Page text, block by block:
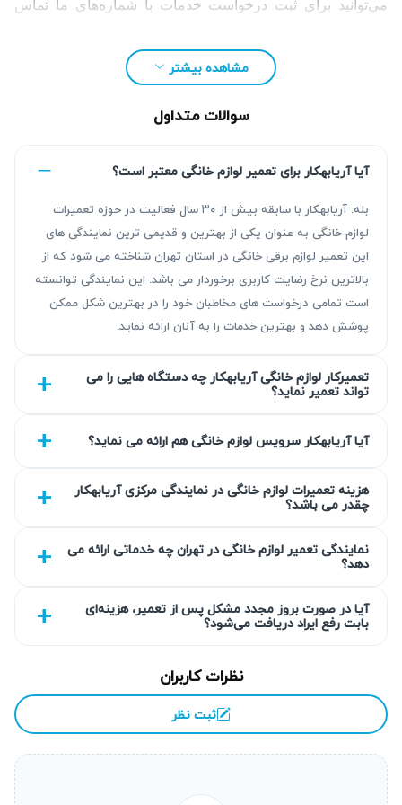
می‌توانید برای ثبت درخواست خدمات با شماره‌های ما تماس
چرا تعمیر لوازم خانگی اورال بی ضروری است؟
خرابی‌های جزئی و کوچک اگر جدی گرفته نشوند، می‌توانند باعث
توسط تعمیرکار لوازم خانگی اورال بی متخصص، خصوصا
حفظ عملکرد بهینه دستگاه می‌شود. خدمات ما به صورت تعمیر
لوازم خانگی اورال بی در محل یا در منزل انجام شده و تعرفه
تعمیر لوازم خانگی اورال بی نیز به‌صورت شفاف اعلام می‌گردد.
مشکلات ساده مانند تنظیمات نادرست، خطاهای نرم‌افزاری یا
مهم برسند، اما اگر به موقع توسط تعمیرات لوازم خانگی اورال
بی برطرف نشوند، به خرابی قطعات اصلی منجر شده و هزینه
تعمیر به طور قابل توجهی افزایش خواهد یافت.
احتمال از کار افتادن کامل دستگاه
مشاهده بیشتر
سوالات متداول
آیا آریابهکار برای تعمیر لوازم خانگی معتبر است؟
بله. آریابهکار با سابقه بیش از ۳۰ سال فعالیت در حوزه تعمیرات
لوازم خانگی به عنوان یکی از بهترین و قدیمی ترین نمایندگی های
این تعمیر لوازم برقی خانگی در استان تهران شناخته می شود که از
بالاترین نرخ رضایت کاربری برخوردار می باشد. این نمایندگی توانسته
است تمامی درخواست های مخاطبان خود را در بهترین شکل ممکن
پوشش دهد و بهترین خدمات را به آنان ارائه نماید.
تعمیرکار لوازم خانگی آریابهکار چه دستگاه هایی را می
تواند تعمیر نماید؟
آیا آریابهکار سرویس لوازم خانگی هم ارائه می نماید؟
هزینه تعمیرات لوازم خانگی در نمایندگی مرکزی آریابهکار
چقدر می باشد؟
نمایندگی تعمیر لوازم خانگی در تهران چه خدماتی ارائه می
دهد؟
آیا در صورت بروز مجدد مشکل پس از تعمیر، هزینه‌ای
بابت رفع ایراد دریافت می‌شود؟
نظرات کاربران
ثبت نظر